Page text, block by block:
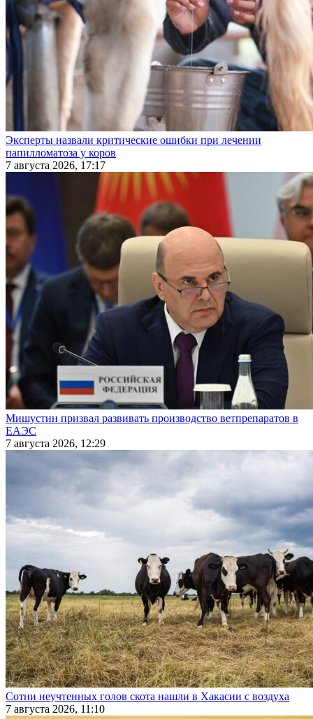
Эксперты назвали критические ошибки при лечении
папилломатоза у коров
7 августа 2026, 17:17
Мишустин призвал развивать производство ветпрепаратов в
ЕАЭС
7 августа 2026, 12:29
Сотни неучтенных голов скота нашли в Хакасии с воздуха
7 августа 2026, 11:10